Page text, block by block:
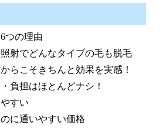
つの理由
射でどんなタイプの毛も脱毛
らこそきちんと効果を実感！
負担はほとんどナシ！
すい
に通いやすい価格